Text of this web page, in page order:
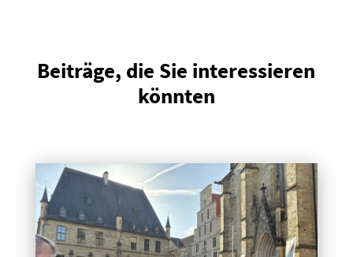
Beiträge, die Sie interessieren
könnten